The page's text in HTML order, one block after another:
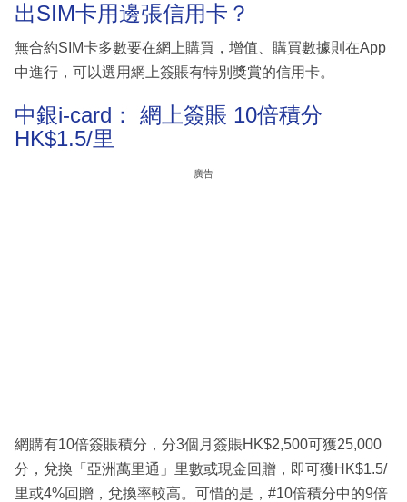
出SIM卡用邊張信用卡？
無合約SIM卡多數要在網上購買，增值、購買數據則在App
中進行，可以選用網上簽賬有特別獎賞的信用卡。
中銀i-card： 網上簽賬 10倍積分
HK$1.5/里
廣告
網購有10倍簽賬積分，分3個月簽賬HK$2,500可獲25,000
分，兌換「亞洲萬里通」里數或現金回贈，即可獲HK$1.5/
里或4%回贈，兌換率較高。可惜的是，#10倍積分中的9倍